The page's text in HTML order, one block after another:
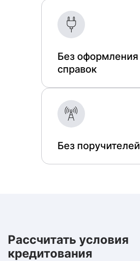
Без оформления
справок
Без поручителей
Рассчитать условия
кредитования